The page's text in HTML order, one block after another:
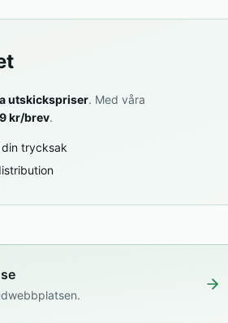
utskickspriser. Med våra
kr/brev.
trycksak